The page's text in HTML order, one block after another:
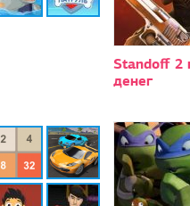
Standoff 2
денег